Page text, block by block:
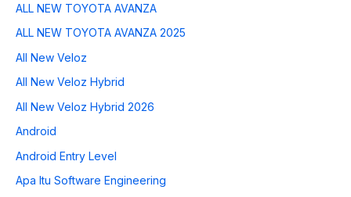
ALL NEW TOYOTA AVANZA
ALL NEW TOYOTA AVANZA 2025
All New Veloz
All New Veloz Hybrid
All New Veloz Hybrid 2026
Android
Android Entry Level
Apa Itu Software Engineering